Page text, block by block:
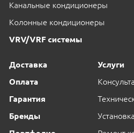
Канальные кондиционеры
Колонные кондиционеры
VRV/VRF системы
Доставка
Оплата
Гарантия
Бренды
Услуги